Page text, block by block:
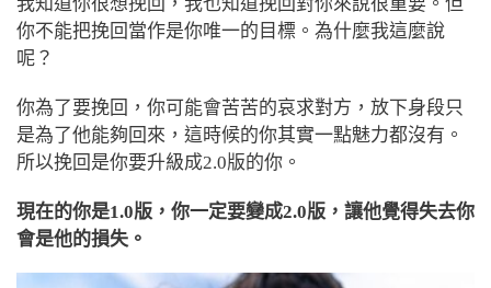
你不能把挽回當作是你唯一的目標。為什麼我這麼說
呢？
你為了要挽回，你可能會苦苦的哀求對方，放下身段只
是為了他能夠回來，這時候的你其實一點魅力都沒有。
所以挽回是你要升級成2.0版的你。
現在的你是1.0版，你一定要變成2.0版，讓他覺得失去你
會是他的損失。